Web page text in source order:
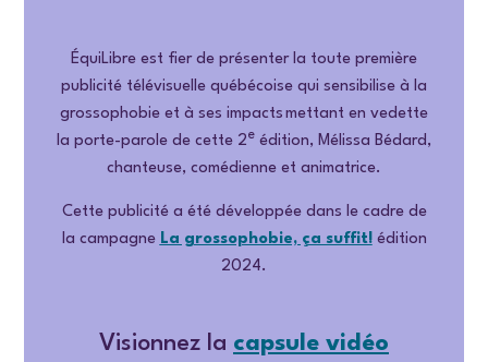
ÉquiLibre est fier de présenter la toute première
publicité télévisuelle québécoise qui sensibilise à la
grossophobie et à ses impacts mettant en vedette
la porte-parole de cette 2e édition, Mélissa Bédard,
chanteuse, comédienne et animatrice.
Cette publicité a été développée dans le cadre de
la campagne La grossophobie, ça suffit!édition
2024.
Visionnez la capsule vidéo